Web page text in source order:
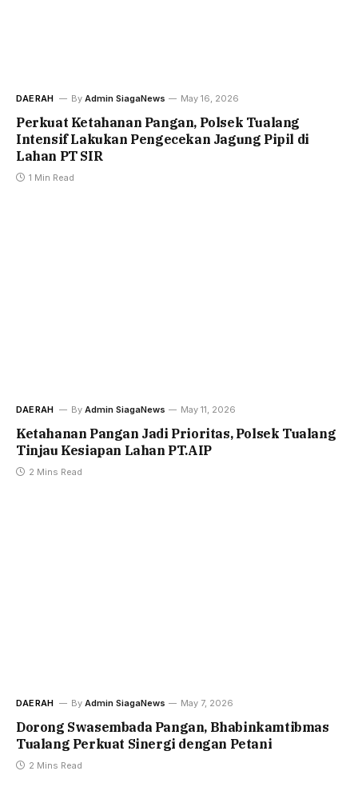
DAERAH By Admin SiagaNews May 16, 2026
Perkuat Ketahanan Pangan, Polsek Tualang
Intensif Lakukan Pengecekan Jagung Pipil di
Lahan PT SIR
1 Min Read
DAERAH By Admin SiagaNews May 11, 2026
Ketahanan Pangan Jadi Prioritas, Polsek Tualang
Tinjau Kesiapan Lahan PT.AIP
2 Mins Read
DAERAH By Admin SiagaNews May 7, 2026
Dorong Swasembada Pangan, Bhabinkamtibmas
Tualang Perkuat Sinergi dengan Petani
2 Mins Read